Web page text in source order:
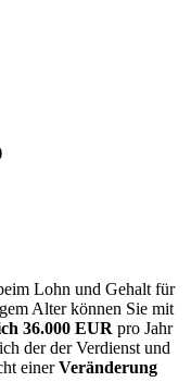
Lohn und Gehalt für
Alter können Sie mit
36.000 EUR pro Jahr
der der Verdienst und
einerVeränderung